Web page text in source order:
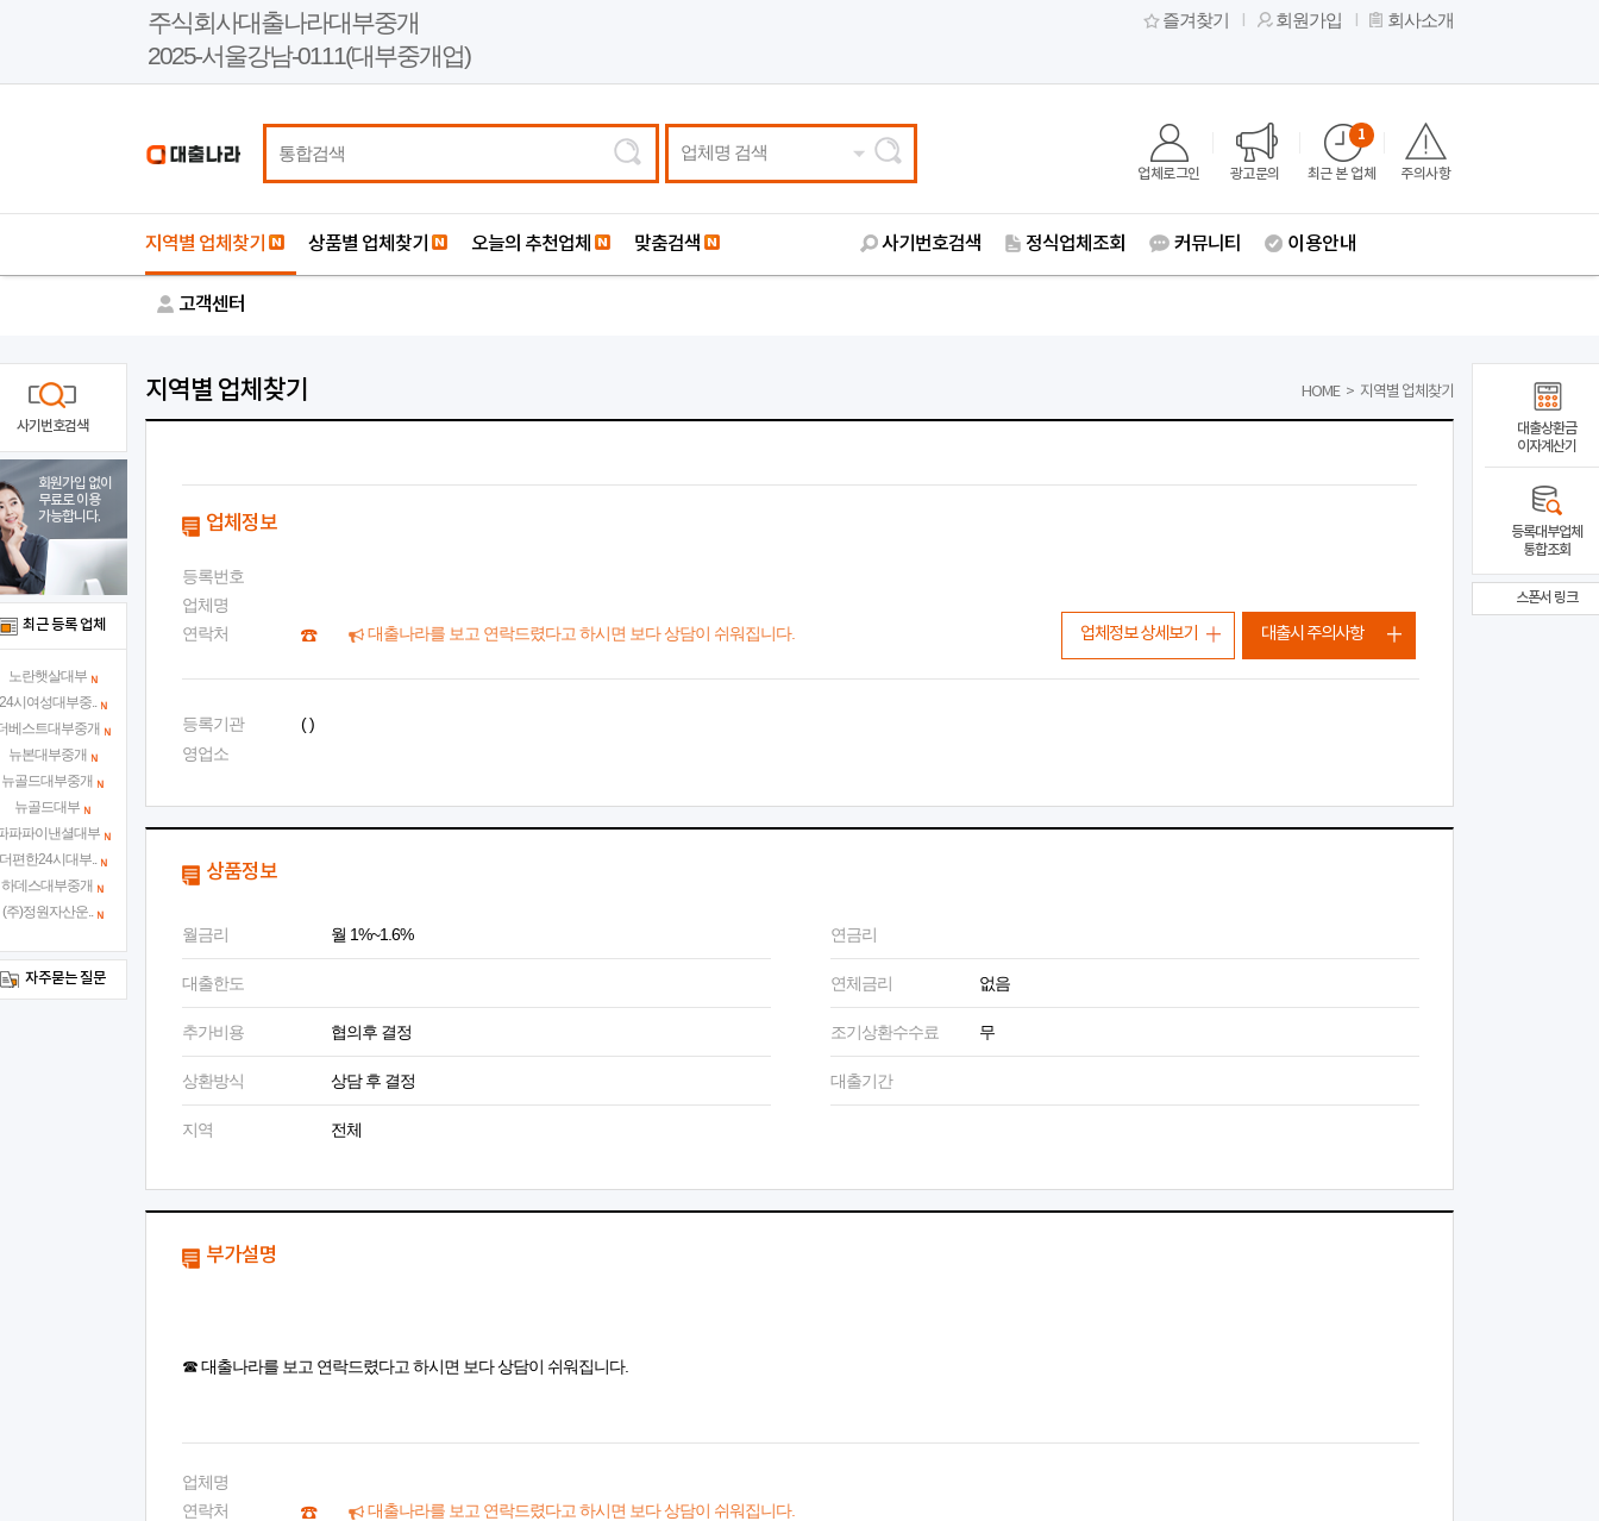
주식회사대출나라대부중개
2025-서울강남-0111(대부중개업)
즐겨찾기 회원가입 회사소개
업체명 검색
업체로그인 광고문의 최근 본 업체
1
주의사항
지역별 업체찾기 상품별 업체찾기 오늘의 추천업체 맞춤검색 사기번호검색 정식업체조회 커뮤니티 이용안내
고객센터
지역별 업체찾기 HOME > 지역별 업체찾기
업체정보
등록번호
업체명
연락처
대출나라를 보고 연락드렸다고 하시면 보다 상담이 쉬워집니다.
등록기관
( )
영업소
업체정보 상세보기 대출시 주의사항
상품정보
월금리 월 1%~1.6% 연금리
대출한도 연체금리 없음
추가비용 협의후 결정 조기상환수수료 무
상환방식 상담 후 결정 대출기간
지역 전체
부가설명
☎ 대출나라를 보고 연락드렸다고 하시면 보다 상담이 쉬워집니다.
업체명
연락처
대출나라를 보고 연락드렸다고 하시면 보다 상담이 쉬워집니다.
사기번호검색
회원가입 없이
무료로 이용
가능합니다.
최근 등록 업체
노란햇살대부
시여성대부중..
베스트대부중개
뉴본대부중개
뉴골드대부중개
뉴골드대부
파파이낸셜대부
편한24시대부..
하데스대부중개
(주)정원자산운..
자주묻는 질문
대출상환금
이자계산기
등록대부업체
통합조회
스폰서 링크